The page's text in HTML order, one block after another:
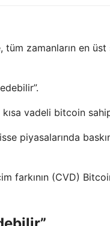
tüm zamanların en
vadeli bitcoin
piyasalarında
(CVD)